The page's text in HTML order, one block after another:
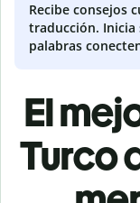
Recibe consejos
traducción. Inicia
palabras
El
Turco